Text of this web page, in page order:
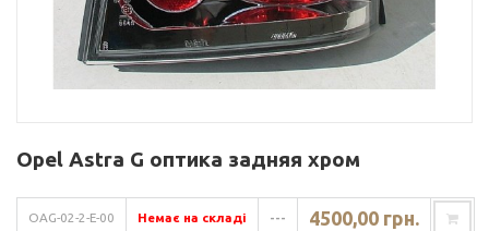
Opel Astra G оптика задняя хром
OAG-02-2-E-00 Немає на складі --- 4500,00 грн.